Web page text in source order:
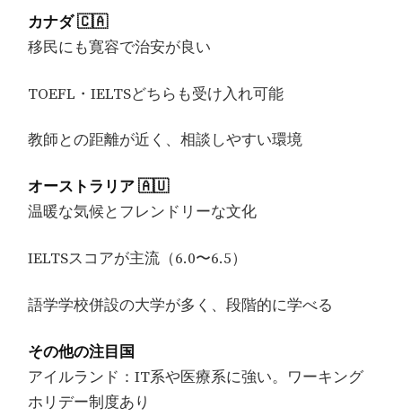
カナダ 🇨🇦
移民にも寛容で治安が良い
TOEFL・IELTSどちらも受け入れ可能
教師との距離が近く、相談しやすい環境
オーストラリア 🇦🇺
温暖な気候とフレンドリーな文化
IELTSスコアが主流（6.0〜6.5）
語学学校併設の大学が多く、段階的に学べる
その他の注目国
アイルランド：IT系や医療系に強い。ワーキング
ホリデー制度あり